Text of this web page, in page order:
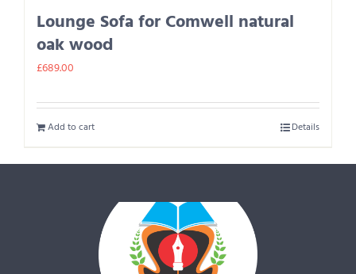
Lounge Sofa for Comwell natural
oak wood
£689.00
Add to cart Details